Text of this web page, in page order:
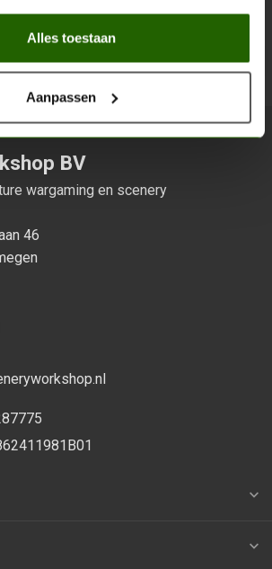
Alles toestaan
Aanpassen
hoogte over onze laatste acties
BV
wargaming en scenery
46